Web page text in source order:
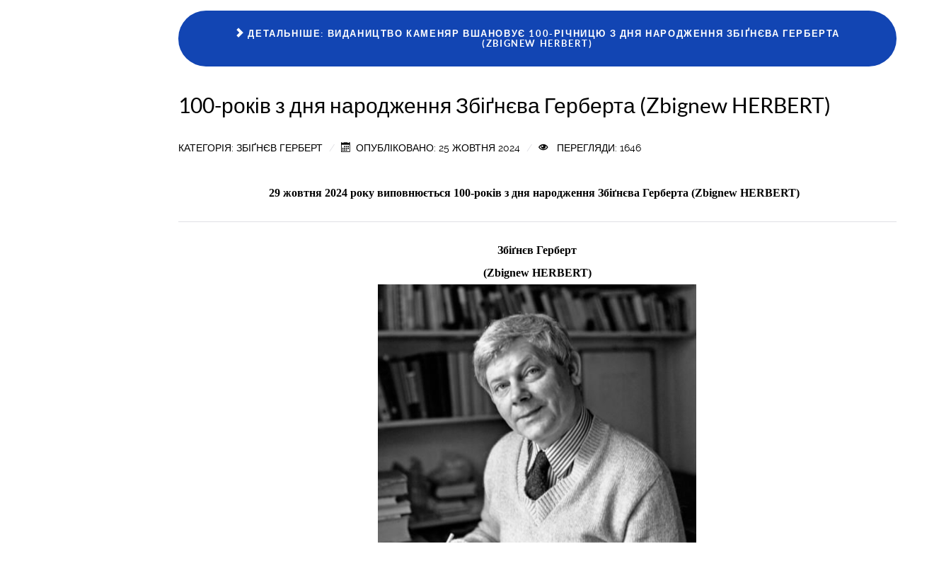
ДЕТАЛЬНІШЕ: ВИДАНИЦТВО КАМЕНЯР ВШАНОВУЄ 100-РІЧНИЦЮ З ДНЯ НАРОДЖЕННЯ ЗБІҐНЄВА ГЕРБЕРТА
(ZBIGNEW HERBERT)
100-років з дня народження Збіґнєва Герберта (Zbignew HERBERT)
КАТЕГОРІЯ: ЗБІҐНЄВ ГЕРБЕРТ ОПУБЛІКОВАНО: 25 ЖОВТНЯ 2024 ПЕРЕГЛЯДИ: 1646
29 жовтня 2024 року виповнюється 100-років з дня народження Збіґнєва Герберта(Zbignew HERBERT)
Збіґнєв Герберт
(Zbignew HERBERT)